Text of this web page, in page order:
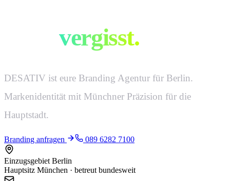
nichtvergisst.
DESATIV ist eure Branding Agentur für Berlin.
Markenidentität mit Münchner Präzision für die
Hauptstadt.
Branding anfragen 089 6282 7100
Einzugsgebiet Berlin
Hauptsitz München · betreut bundesweit